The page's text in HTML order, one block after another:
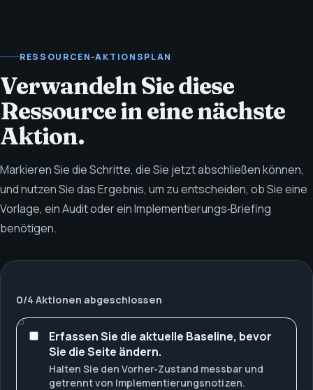
RESSOURCEN‑AKTIONSPLAN
Verwandeln Sie diese
Ressource in eine nächste
Aktion.
Markieren Sie die Schritte, die Sie jetzt abschließen können,
und nutzen Sie das Ergebnis, um zu entscheiden, ob Sie eine
Vorlage, ein Audit oder ein Implementierungs‑Briefing
benötigen.
0/4 Aktionen abgeschlossen
Erfassen Sie die aktuelle Baseline, bevor
Sie die Seite ändern.
Halten Sie den Vorher‑Zustand messbar und
getrennt von Implementierungsnotizen.